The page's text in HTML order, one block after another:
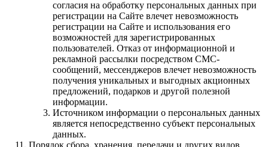
согласия на обработку персональных данных при
регистрации на Сайте влечет невозможность
регистрации на Сайте и использования его
возможностей для зарегистрированных
пользователей. Отказ от информационной и
рекламной рассылки посредством СМС-
сообщений, мессенджеров влечет невозможность
получения уникальных и выгодных акционных
предложений, подарков и другой полезной
информации.
Источником информации о персональных данных
является непосредственно субъект персональных
данных.
Порядок сбора, хранения, передачи и других видов